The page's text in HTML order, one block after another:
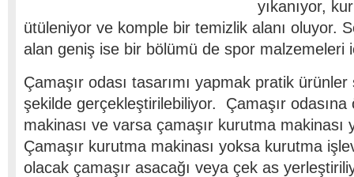
yıkanıyor,
ütüleniyor ve komple bir temizlik alanı oluyor.
alan geniş ise bir bölümü de spor malzemeleri
Çamaşır odası tasarımı yapmak pratik
şekilde gerçekleştirilebiliyor. Çamaşır odasına
makinası ve varsa çamaşır kurutma makinası
Çamaşır kurutma makinası yoksa kurutma
olacak çamaşır asacağı veya çek as